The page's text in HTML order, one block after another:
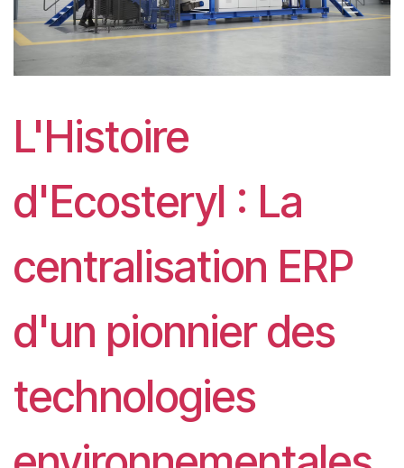
L'Histoire
d'Ecosteryl : La
centralisation ERP
d'un pionnier des
technologies